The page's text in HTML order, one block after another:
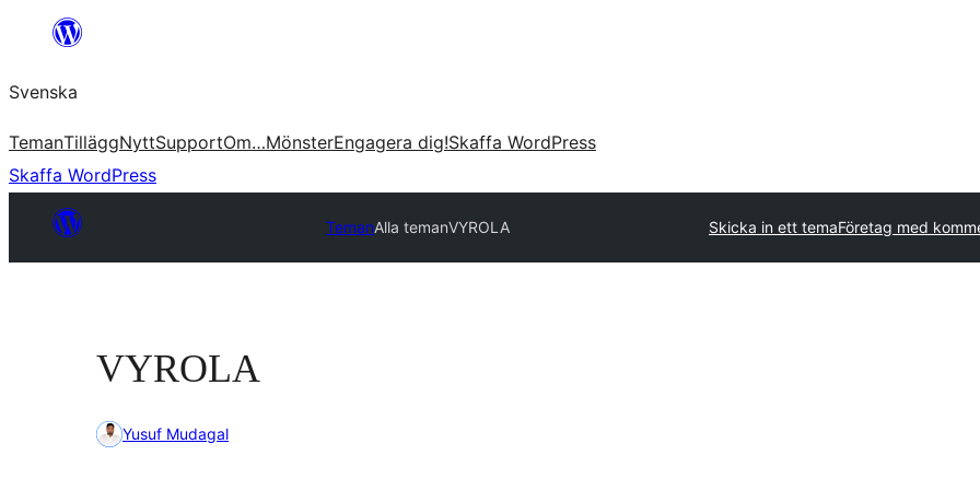
Hoppa
innehåll
Svenska
TemanTilläggNyttSupportOm…MönsterEngagera dig!Skaffa WordPress
Skaffa WordPress
TemanAlla temanVYROLA Skicka in ett temaFöretag med
VYROLA
Yusuf Mudagal